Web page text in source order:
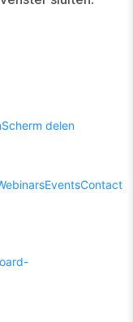
Scherm delen
EventsContact